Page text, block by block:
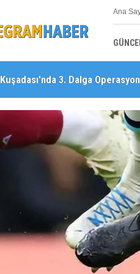
Ana
Kuşadası'nda 3. Dalga